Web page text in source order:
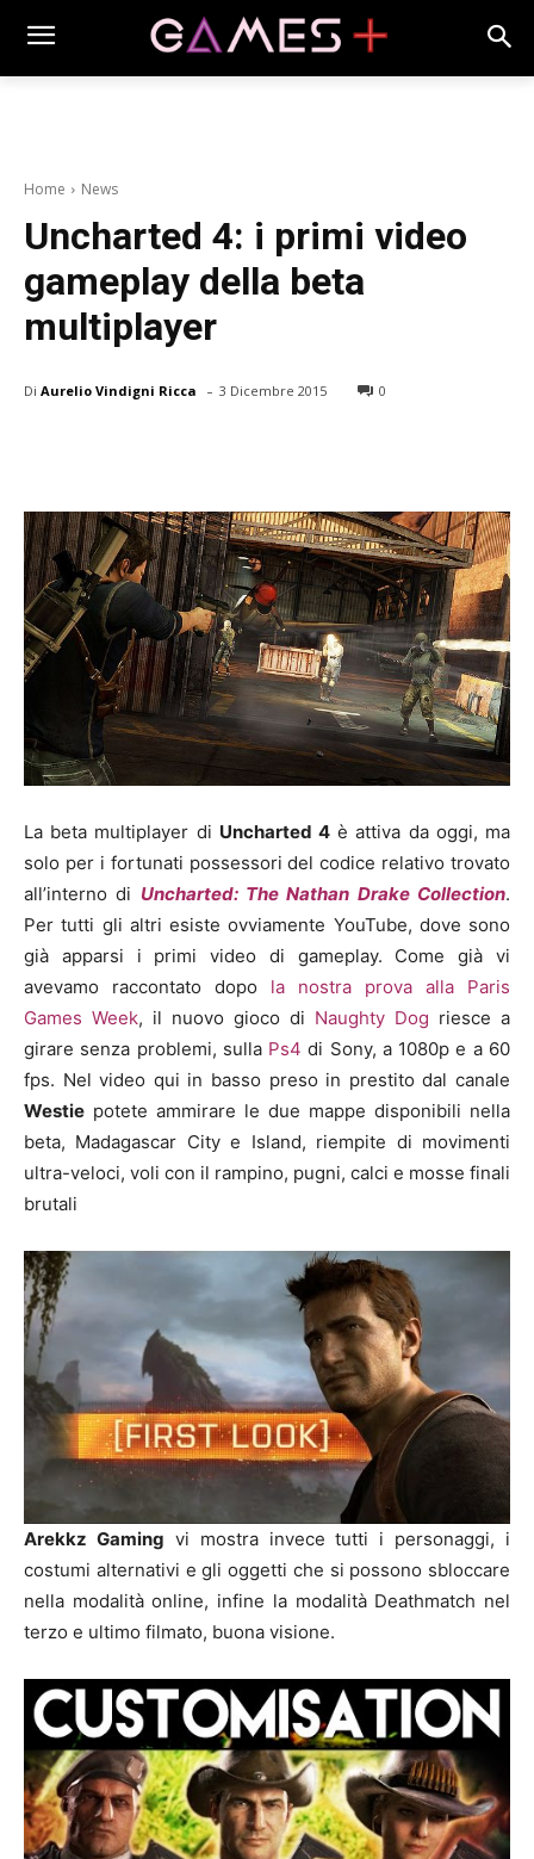
Home News
Uncharted 4: i primi video
gameplay della beta
multiplayer
Di Aurelio Vindigni Ricca - 3 Dicembre 2015 0
La beta multiplayer di Uncharted 4 è attiva da oggi, ma
solo per i fortunati possessori del codice relativo trovato
all’interno di Uncharted: The Nathan Drake Collection.
Per tutti gli altri esiste ovviamente YouTube, dove sono
già apparsi i primi video di gameplay. Come già vi
avevamo raccontato dopo la nostra prova alla Paris
Games Week, il nuovo gioco di Naughty Dog riesce a
girare senza problemi, sulla Ps4 di Sony, a 1080p e a 60
fps. Nel video qui in basso preso in prestito dal canale
Westie potete ammirare le due mappe disponibili nella
beta, Madagascar City e Island, riempite di movimenti
ultra-veloci, voli con il rampino, pugni, calci e mosse finali
brutali
Arekkz Gaming vi mostra invece tutti i personaggi, i
costumi alternativi e gli oggetti che si possono sbloccare
nella modalità online, infine la modalità Deathmatch nel
terzo e ultimo filmato, buona visione.